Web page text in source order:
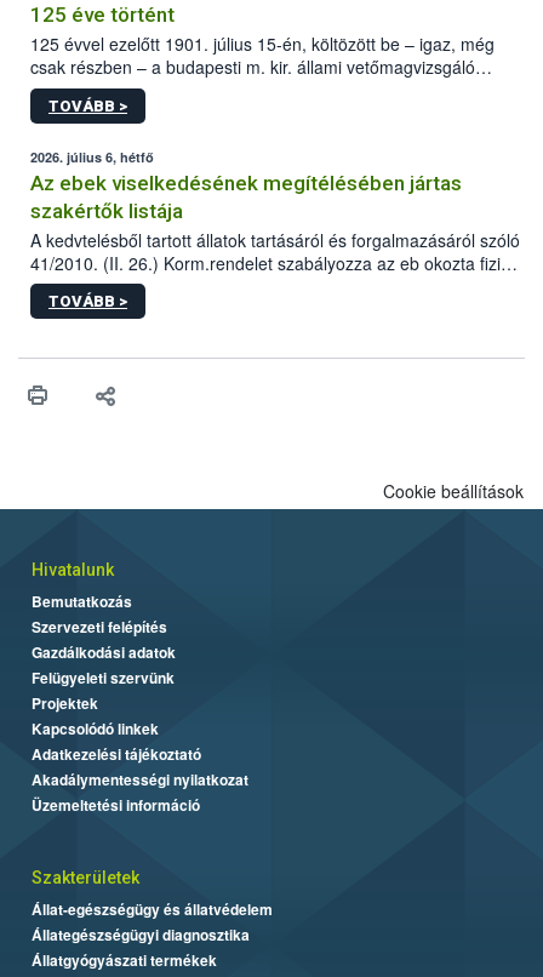
125 éve történt
125 évvel ezelőtt 1901. július 15-én, költözött be – igaz, még
csak részben – a budapesti m. kir. állami vetőmagvizsgáló
állomás a Kis Rókus utca 15. szám alatti, Czigler Győző által
tervezett új épületébe.
TOVÁBB >
2026. július 6, hétfő
Az ebek viselkedésének megítélésében jártas
szakértők listája
A kedvtelésből tartott állatok tartásáról és forgalmazásáról szóló
41/2010. (II. 26.) Korm.rendelet szabályozza az eb okozta fizikai
sérülés, illetve ennek veszélye keletkezésekor felmerülő
hatósági feladatokat, valamint a veszélyes eb tartását és annak
vonni az ebek viselkedésének megítélésében jártas szakértőt.
TOVÁBB >
Cookie beállítások
Hivatalunk
Bemutatkozás
Szervezeti felépítés
Gazdálkodási adatok
Felügyeleti szervünk
Projektek
Kapcsolódó linkek
Adatkezelési tájékoztató
Akadálymentességi nyilatkozat
Üzemeltetési információ
Szakterületek
Állat-egészségügy és állatvédelem
Állategészségügyi diagnosztika
Állatgyógyászati termékek